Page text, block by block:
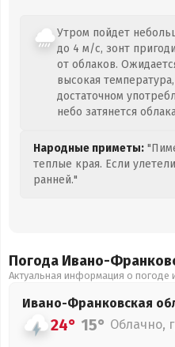
Утром пойдет
до 4 м/с, зонт
от облаков.
высокая
достаточном
небо затянется
Народные приметы:
теплые края. Если
ранней."
Погода Ивано-
Актуальная информация о погоде
Ивано-Франковская
24° 15° Облачно,